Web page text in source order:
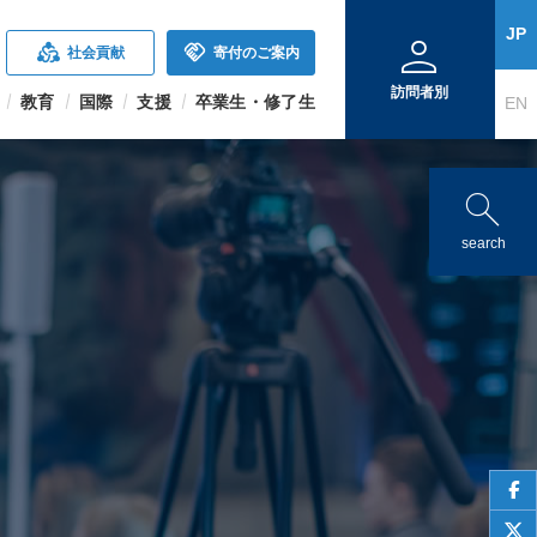
search
search
diversity_2 社会貢献 handshake 寄付のご案内
教育 国際 支援 卒業生・修了生
person
訪問者別
JP
EN